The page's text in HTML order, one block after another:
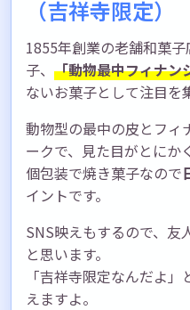
（吉祥寺限定）
1855年創業の老舗和菓
子、 「動物最中フィナン
ないお菓子として注目を
動物型の最中の皮とフィ
ークで、見た目がとにか
個包装で焼き菓子なので
イントです。
SNS映えもするので、友
と思います。
「吉祥寺限定なんだよ
えますよ。